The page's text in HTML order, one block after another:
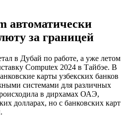
автоматически
за границей
в Дубай по работе, а уже летом
Computex 2024 в Тайбэе. В
карты узбекских банков
системами для различных
в дирхамах ОАЭ,
долларах, но с банковских карт